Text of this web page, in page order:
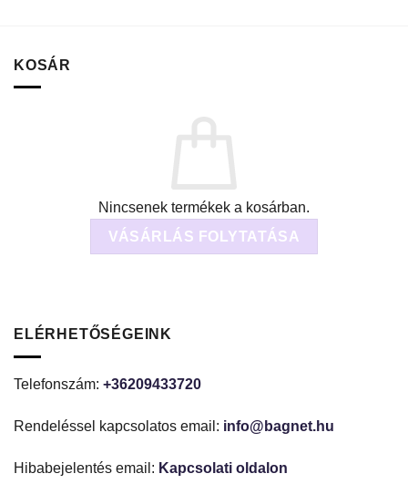
KOSÁR
Nincsenek termékek a kosárban.
VÁSÁRLÁS FOLYTATÁSA
ELÉRHETŐSÉGEINK
Telefonszám: +36209433720
Rendeléssel kapcsolatos email: info@bagnet.hu
Hibabejelentés email: Kapcsolati oldalon